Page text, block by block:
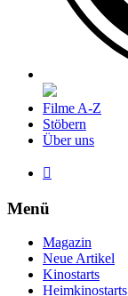
Filme A-Z
Stöbern
Über uns

Menü
Magazin
Neue Artikel
Kinostarts
Heimkinostarts